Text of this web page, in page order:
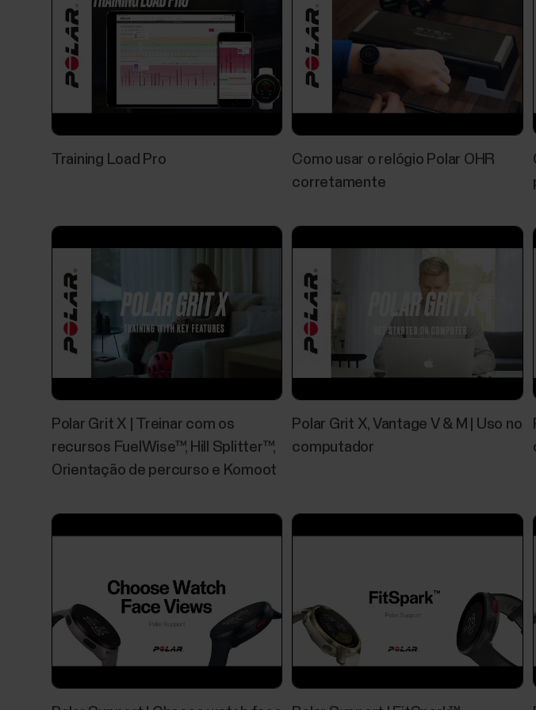
problemas listados a
segundo plano ou
​O Sleep Plus Stages
Controles de
Controle a
treino, bem como a
música estão
Sensores de
Training Load Pro
Como usar o relógio Polar OHR
corretamente
Polar Grit X | Treinar com os
recursos FuelWise™, Hill Splitter™,
Orientação de percurso e Komoot
Polar Grit X, Vantage V & M | Uso no
computador